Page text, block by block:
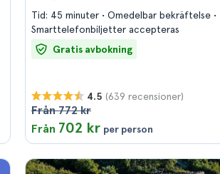
Tid: 45 minuter
Omedelbar bekräftelse
Smarttelefonbiljetter accepteras
Gratis avbokning
4.5 (639 recensioner)
Från 772 kr
Från 702 kr per person